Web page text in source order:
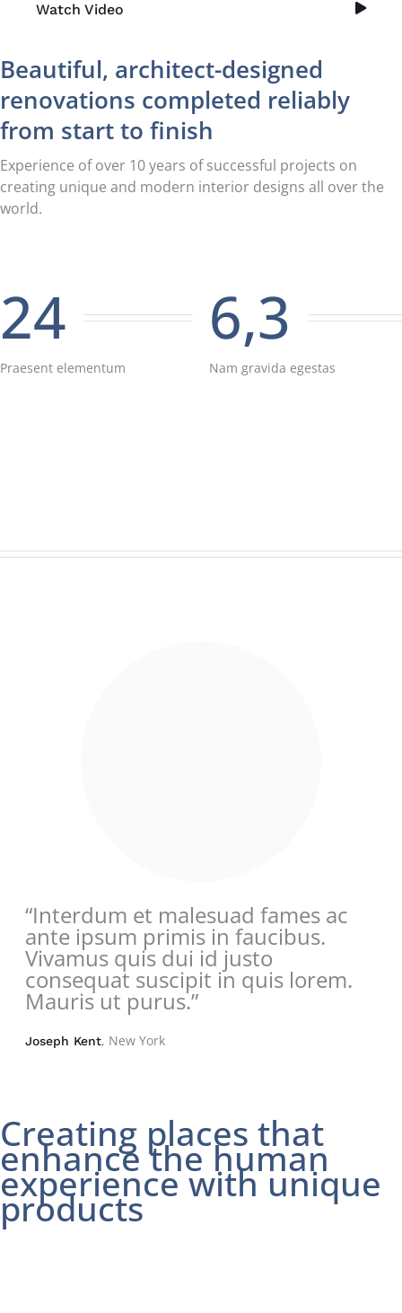
Watch Video
Beautiful, architect-designed
renovations completed reliably
from start to finish
Experience of over 10 years of successful projects on
creating unique and modern interior designs all over the
world.
24
Praesent elementum
6,3
Nam gravida egestas
“Interdum et malesuad fames ac
ante ipsum primis in faucibus.
Vivamus quis dui id justo
consequat suscipit in quis lorem.
Mauris ut purus.”
Joseph Kent, New York
Creating places that
enhance the human
experience with unique
products